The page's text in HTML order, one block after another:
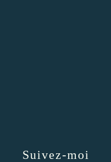
Suivez-moi